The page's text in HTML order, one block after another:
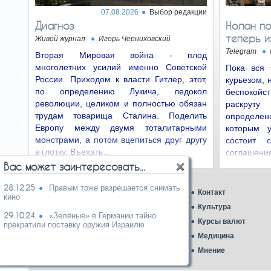
американцев младше 30 лет…
25.06.26
Мерца: счастливого финала не будет
есколько дней в Берлине ходят слухи, что
Мерц может быть смещен с поста канцлера.
Все это полнейшая…
«Сделка» без ответа
Пока что ни на один из ключевых вопросов,
ставших поводом для начала военной
операции, ответа нет.…
21.06.26 Талант не по назначению
Бен-Гвиру мешают все, кому не лень, начиная
законы,…
18.06.26
Ученые разгадали загадку
«инопланетного стекла» Тутанхамона
Ученые считают, что циркон сохранил
07.08.2026 Выбор редакции
Диагноз
Живой журнал Игорь Черниховский
Вторая Мировая война - плод
многолетних усилий именно Советской
России. Приходом к власти Гитлер, этот,
по определению Лукича, ледокол
революции, целиком и полностью обязан
трудам товарища Сталина. Поделить
Европу между двумя тоталитарными
монстрами, а потом вцепиться друг другу
в глотку. Въехать…
Нолан
теперь
Telegram
Пока вся
курьезом,
которым
состоит
Вас может заинтересовать...
28.12.25
Правым тоже разрешается снимать
кино
29.10.24
«Зелёные» в Германии тайно
прекратили поставку оружия Израилю
Главная Контакт
Культура
Ближний Восток
Курсы валют
Медицина
Мнение